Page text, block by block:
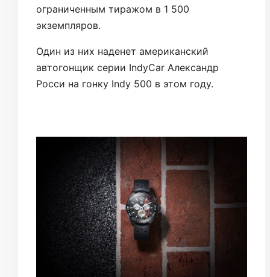
ограниченным тиражом в 1 500
экземпляров.
Один из них наденет американский
автогонщик серии IndyCar Александр
Росси на гонку Indy 500 в этом году.